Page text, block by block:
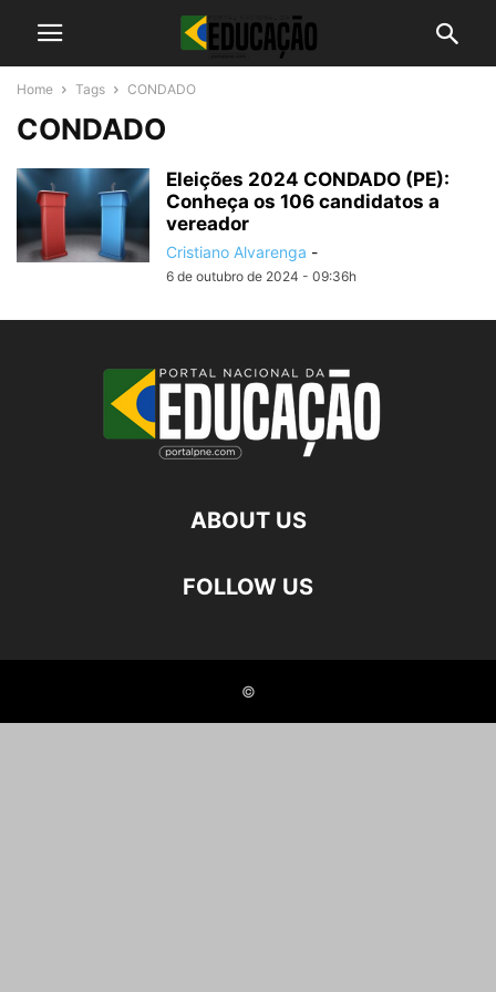
Home Tags CONDADO
CONDADO
Eleições 2024 CONDADO (PE):
Conheça os 106 candidatos a
vereador
Cristiano Alvarenga -
6 de outubro de 2024 - 09:36h
ABOUT US
FOLLOW US
©